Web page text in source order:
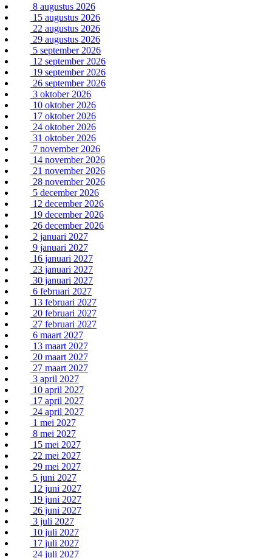
8 augustus 2026
15 augustus 2026
22 augustus 2026
29 augustus 2026
5 september 2026
12 september 2026
19 september 2026
26 september 2026
3 oktober 2026
10 oktober 2026
17 oktober 2026
24 oktober 2026
31 oktober 2026
7 november 2026
14 november 2026
21 november 2026
28 november 2026
5 december 2026
12 december 2026
19 december 2026
26 december 2026
2 januari 2027
9 januari 2027
16 januari 2027
23 januari 2027
30 januari 2027
6 februari 2027
13 februari 2027
20 februari 2027
27 februari 2027
6 maart 2027
13 maart 2027
20 maart 2027
27 maart 2027
3 april 2027
10 april 2027
17 april 2027
24 april 2027
1 mei 2027
8 mei 2027
15 mei 2027
22 mei 2027
29 mei 2027
5 juni 2027
12 juni 2027
19 juni 2027
26 juni 2027
3 juli 2027
10 juli 2027
17 juli 2027
24 juli 2027